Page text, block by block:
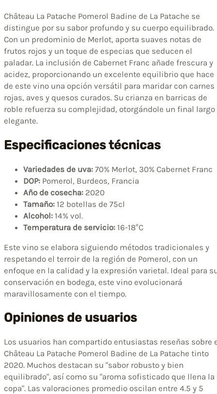
Château La Patache Pomerol Badine de La Patache se
distingue por su sabor profundo y su cuerpo equilibrado.
Con un predominio de Merlot, aporta suaves notas de
frutos rojos y un toque de especias que seducen el
paladar. La inclusión de Cabernet Franc añade frescura y
acidez, proporcionando un excelente equilibrio que hace
de este vino una opción versátil para maridar con carnes
rojas, aves y quesos curados. Su crianza en barricas de
roble refuerza su complejidad, otorgándole un final largo
elegante.
Especificaciones técnicas
Variedades de uva: 70% Merlot, 30% Cabernet Franc
DOP: Pomerol, Burdeos, Francia
Año de cosecha: 2020
Tamaño: 12 botellas de 75cl
Alcohol: 14% vol.
Temperatura de servicio: 16-18°C
Este vino se elabora siguiendo métodos tradicionales y
respetando el terroir de la región de Pomerol, con un
enfoque en la calidad y la expresión varietal. Ideal para
conservación en bodega, este vino evolucionará
maravillosamente con el tiempo.
Opiniones de usuarios
Los usuarios han compartido entusiastas reseñas sobre
Château La Patache Pomerol Badine de La Patache tinto
2020. Muchos destacan su "sabor robusto y bien
equilibrado", así como su "aroma sofisticado que llena la
copa". Las valoraciones promedio oscilan entre 4.5 y 5